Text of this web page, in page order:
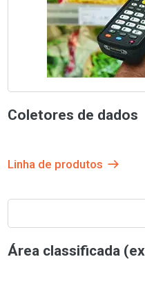
Coletores de dados
Linha de produtos
Área classificada